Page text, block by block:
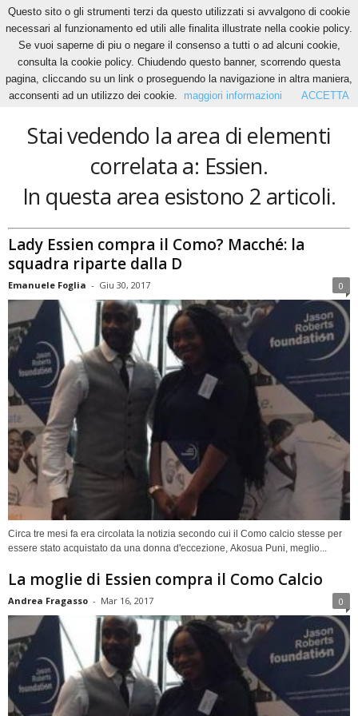
Home Tags Essien
Essien
Stai vedendo la area di elementi
correlata a: Essien.
In questa area esistono 2 articoli.
Lady Essien compra il Como? Macché: la
squadra riparte dalla D
Emanuele Foglia - Giu 30, 2017 0
Circa tre mesi fa era circolata la notizia secondo cui il Como calcio stesse per
essere stato acquistato da una donna d'eccezione, Akosua Puni, meglio...
La moglie di Essien compra il Como Calcio
Andrea Fragasso - Mar 16, 2017 0
Questo sito o gli strumenti terzi da questo utilizzati si avvalgono di cookie
necessari al funzionamento ed utili alle finalita illustrate nella cookie policy.
Se vuoi saperne di piu o negare il consenso a tutti o ad alcuni cookie,
consulta la cookie policy. Chiudendo questo banner, scorrendo questa
pagina, cliccando su un link o proseguendo la navigazione in altra maniera,
acconsenti ad un utilizzo dei cookie.
maggiori informazioni ACCETTA